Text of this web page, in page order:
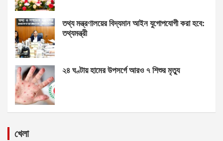
তথ্য মন্ত্রণালয়ের বিদ্যমান আইন যুগোপযোগী করা হবে:
তথ্যমন্ত্রী
২৪ ঘণ্টায় হামের উপসর্গে আরও ৭ শিশুর মৃত্যু
খেলা